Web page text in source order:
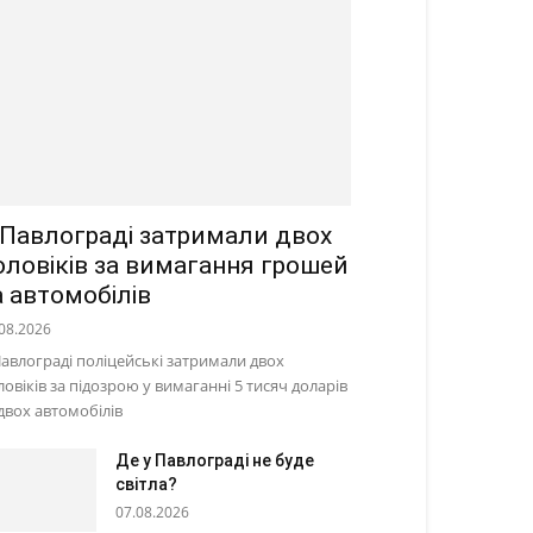
затримали двох
за вимагання грошей
автомобілів
поліцейські затримали двох
за підозрою у вимаганні 5 тисяч доларів
автомобілів
Де у Павлограді не буде
світла?
07.08.2026